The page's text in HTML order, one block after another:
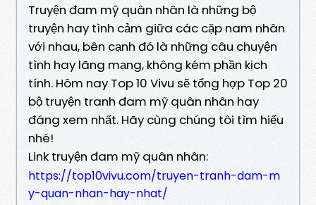
Truyện đam mỹ quân nhân là những bộ
truyện hay tình cảm giữa các cặp nam nhân
với nhau, bên cạnh đó là những câu chuyện
tình hay lãng mạng, không kém phần kịch
tính. Hôm nay Top 10 Vivu sẽ tổng hợp Top 20
bộ truyện tranh đam mỹ quân nhân hay
đáng xem nhất. Hãy cùng chúng tôi tìm hiểu
nhé!
Link truyện đam mỹ quân nhân:
https://top10vivu.com/truyen-tranh-dam-m
y-quan-nhan-hay-nhat/